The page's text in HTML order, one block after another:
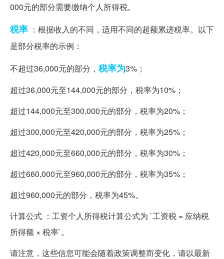
000元的部分需要缴纳个人所得税。
税率 ：根据收入的不同，适用不同的超额累进税率。以下
是部分税率的示例：
不超过36,000元的部分， 税率为3%；
超过36,000元至144,000元的部分，税率为10%；
超过144,000元至300,000元的部分，税率为20%；
超过300,000元至420,000元的部分，税率为25%；
超过420,000元至660,000元的部分，税率为30%；
超过660,000元至960,000元的部分，税率为35%；
超过960,000元的部分，税率为45%。
计算公式 ：工资个人所得税计算公式为 `工资税 = 应纳税
所得额 × 税率`。
请注意，这些信息可能会随着政策调整而变化，请以最新